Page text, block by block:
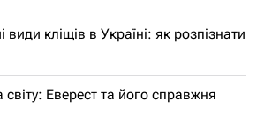
кліщів в Україні: як розпізнати
Еверест та його справжня